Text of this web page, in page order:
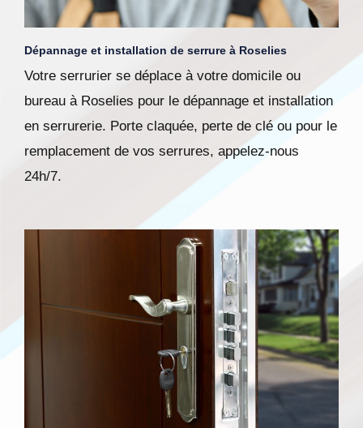
Dépannage et installation de serrure à Roselies
Votre serrurier se déplace à votre domicile ou
bureau à Roselies pour le dépannage et installation
en serrurerie. Porte claquée, perte de clé ou pour le
remplacement de vos serrures, appelez-nous
24h/7.